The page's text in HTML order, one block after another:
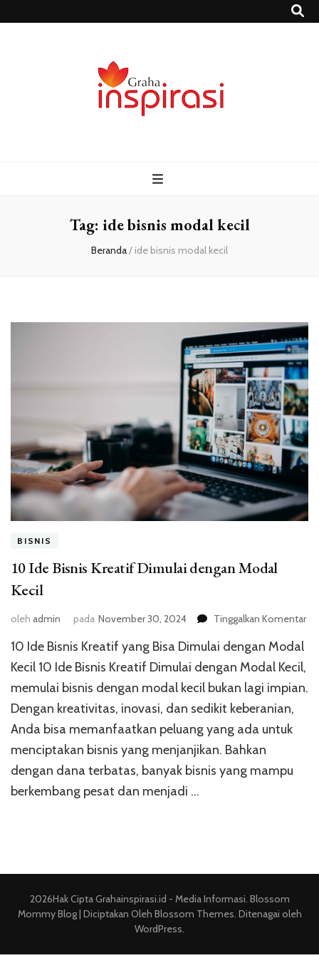
– Media
Informasi
Tag: ide bisnis modal kecil
Beranda/ ide bisnis modal kecil
BISNIS
10 Ide Bisnis Kreatif Dimulai dengan Modal
Kecil
oleh admin pada November 30, 2024 Tinggalkan Komentar
10 Ide Bisnis Kreatif yang Bisa Dimulai dengan Modal
Kecil 10 Ide Bisnis Kreatif Dimulai dengan Modal Kecil,
memulai bisnis dengan modal kecil bukan lagi impian.
Dengan kreativitas, inovasi, dan sedikit keberanian,
Anda bisa memanfaatkan peluang yang ada untuk
menciptakan bisnis yang menjanjikan. Bahkan
dengan dana terbatas, banyak bisnis yang mampu
berkembang pesat dan menjadi …
2026Hak CiptaGrahainspirasi.id - Media Informasi. Blossom
Mommy Blog | Diciptakan Oleh Blossom Themes. Ditenagai oleh
WordPress.